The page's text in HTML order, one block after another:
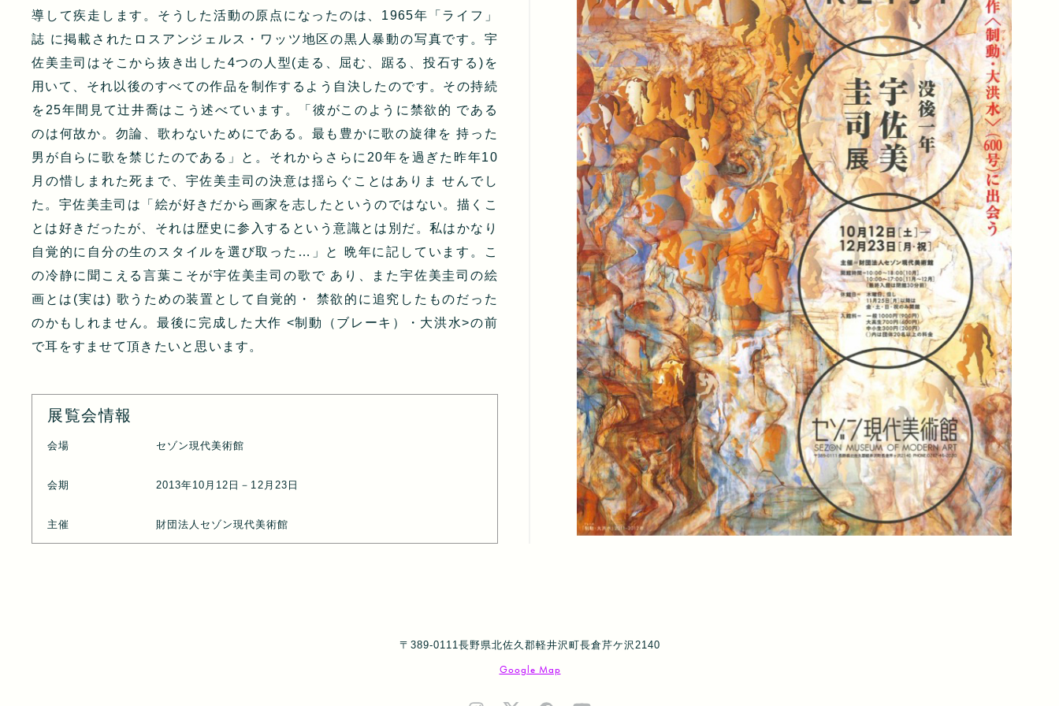
導して疾走します。そうした活動の原点になったのは、1965年「ライフ」
誌 に掲載されたロスアンジェルス・ワッツ地区の黒人暴動の写真です。宇
佐美圭司はそこから抜き出した4つの人型(走る、屈む、踞る、投石する)を
用いて、それ以後のすべての作品を制作するよう自決したのです。その持続
を25年間見て辻井喬はこう述べています。「彼がこのように禁欲的 である
のは何故か。勿論、歌わないためにである。最も豊かに歌の旋律を 持った
男が自らに歌を禁じたのである」と。それからさらに20年を過ぎた昨年10
月の惜しまれた死まで、宇佐美圭司の決意は揺らぐことはありま せんでし
た。宇佐美圭司は「絵が好きだから画家を志したというのではない。描くこ
とは好きだったが、それは歴史に参入するという意識とは別だ。私はかなり
自覚的に自分の生のスタイルを選び取った…」と 晩年に記しています。こ
の冷静に聞こえる言葉こそが宇佐美圭司の歌で あり、また宇佐美圭司の絵
画とは(実は) 歌うための装置として自覚的・ 禁欲的に追究したものだった
のかもしれません。最後に完成した大作 <制動（ブレーキ）・大洪水>の前
で耳をすませて頂きたいと思います。
展覧会情報
会場 セゾン現代美術館
会期 2013年10月12日－12月23日
主催 財団法人セゾン現代美術館
〒389-0111長野県北佐久郡軽井沢町長倉芹ケ沢2140
Google Map